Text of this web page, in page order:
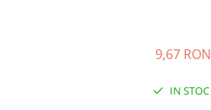
9,67 RON
IN STOC